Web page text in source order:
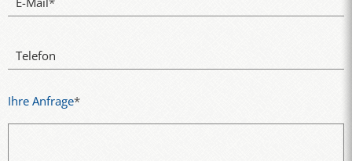
Telefon
Ihre Anfrage*